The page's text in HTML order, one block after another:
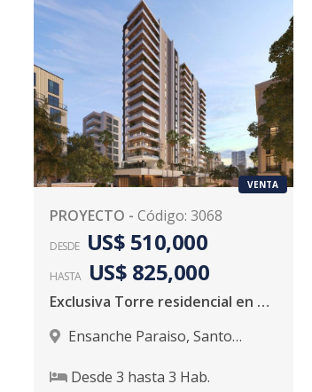
VENTA
PROYECTO - Código: 3068
DESDE US$ 510,000
HASTA US$ 825,000
Exclusiva Torre residencial en Paraiso
Ensanche Paraiso, Santo
Desde 3 hasta 3 Hab.